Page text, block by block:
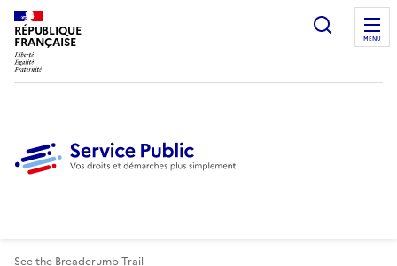
RÉPUBLIQUE
FRANÇAISE
Ouvrir
MENU
See the Breadcrumb Trail